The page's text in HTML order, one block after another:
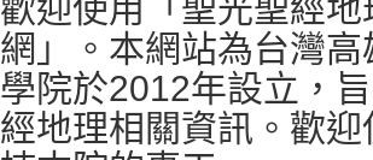
歡迎使用「聖光聖經地
網」。本網站為台灣高
學院於2012年設立，
經地理相關資訊。歡迎